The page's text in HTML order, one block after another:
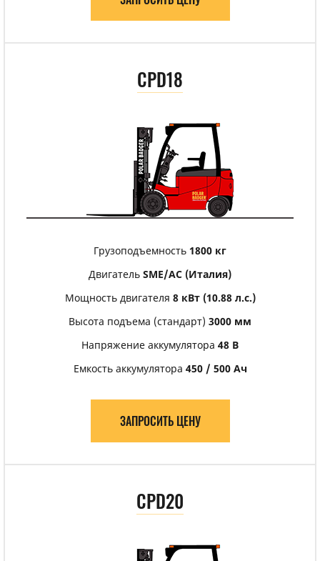
CPD18
Грузоподъемность 1800 кг
Двигатель SME/АС (Италия)
Мощность двигателя 8 кВт (10.88 л.с.)
Высота подъема (стандарт) 3000 мм
Напряжение аккумулятора 48 В
Емкость аккумулятора 450 / 500 Ач
ЗАПРОСИТЬ ЦЕНУ
CPD20